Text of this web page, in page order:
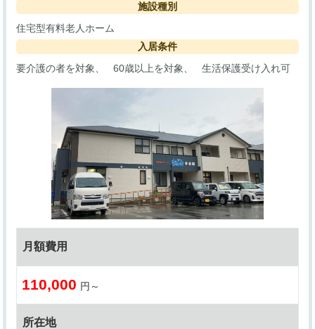
施設種別
住宅型有料老人ホーム
入居条件
要介護の者を対象
60歳以上を対象 生活保護受け入れ可
月額費用
110,000 円～
所在地